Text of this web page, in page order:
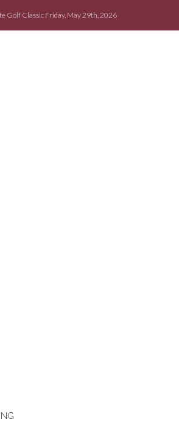
Golf Classic Friday, May 29th, 2026